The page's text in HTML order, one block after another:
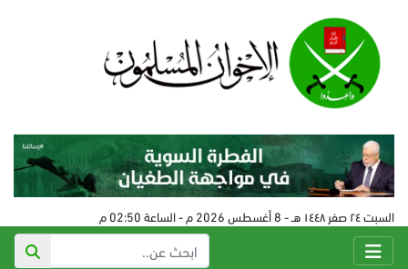
السبت ٢٤ صفر ١٤٤٨ هـ - 8 أغسطس 2026 م - الساعة 02:50 م